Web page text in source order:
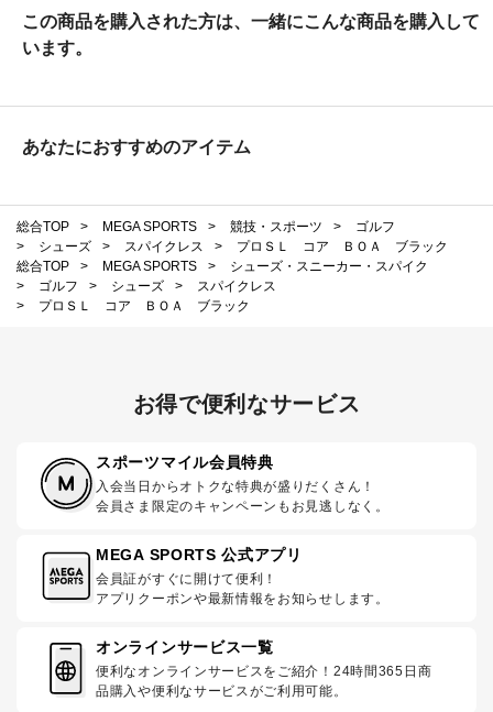
この商品を購入された方は、一緒にこんな商品を購入して
います。
あなたにおすすめのアイテム
総合TOP > MEGA SPORTS > 競技・スポーツ >
ゴルフ
>
シューズ > スパイクレス >
プロＳＬ コア ＢＯＡ ブラック
総合TOP
> MEGA SPORTS >
シューズ・スニーカー・スパイク
>
ゴルフ > シューズ >
スパイクレス
>
プロＳＬ コア ＢＯＡ ブラック
お得で便利なサービス
スポーツマイル会員特典
入会当日からオトクな特典が盛りだくさん！
会員さま限定のキャンペーンもお見逃しなく。
MEGA SPORTS 公式アプリ
会員証がすぐに開けて便利！
アプリクーポンや最新情報をお知らせします。
オンラインサービス一覧
便利なオンラインサービスをご紹介！24時間365日商
品購入や便利なサービスがご利用可能。